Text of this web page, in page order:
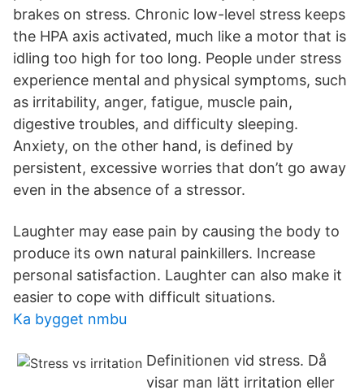
brakes on stress. Chronic low-level stress keeps
the HPA axis activated, much like a motor that is
idling too high for too long. People under stress
experience mental and physical symptoms, such
as irritability, anger, fatigue, muscle pain,
digestive troubles, and difficulty sleeping.
Anxiety, on the other hand, is defined by
persistent, excessive worries that don’t go away
even in the absence of a stressor.
Laughter may ease pain by causing the body to
produce its own natural painkillers. Increase
personal satisfaction. Laughter can also make it
easier to cope with difficult situations.
Ka bygget nmbu
Definitionen vid stress. Då
visar man lätt irritation eller